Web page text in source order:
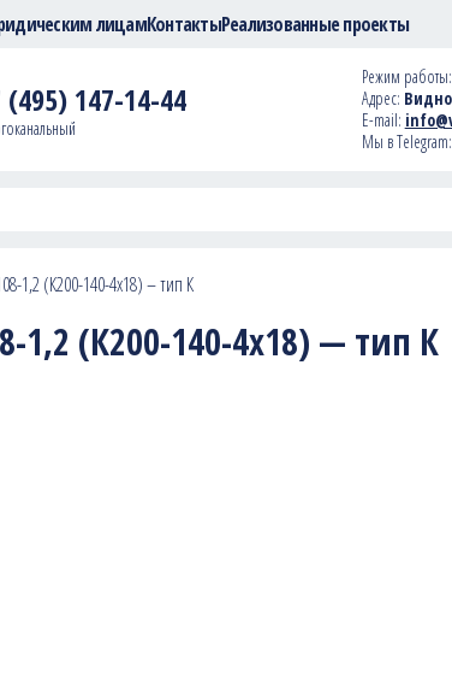
лицамКонтактыРеализованные проекты
(495) 147-14-44
Режим работы:
Адрес:
E-mail:
Мы в Telegram:
1,2 (К200-140-4х18) – тип К
1,2 (К200-140-4х18) — тип К